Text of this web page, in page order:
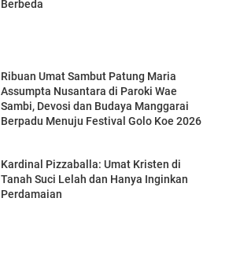
Berbeda
Ribuan Umat Sambut Patung Maria
Assumpta Nusantara di Paroki Wae
Sambi, Devosi dan Budaya Manggarai
Berpadu Menuju Festival Golo Koe 2026
Kardinal Pizzaballa: Umat Kristen di
Tanah Suci Lelah dan Hanya Inginkan
Perdamaian